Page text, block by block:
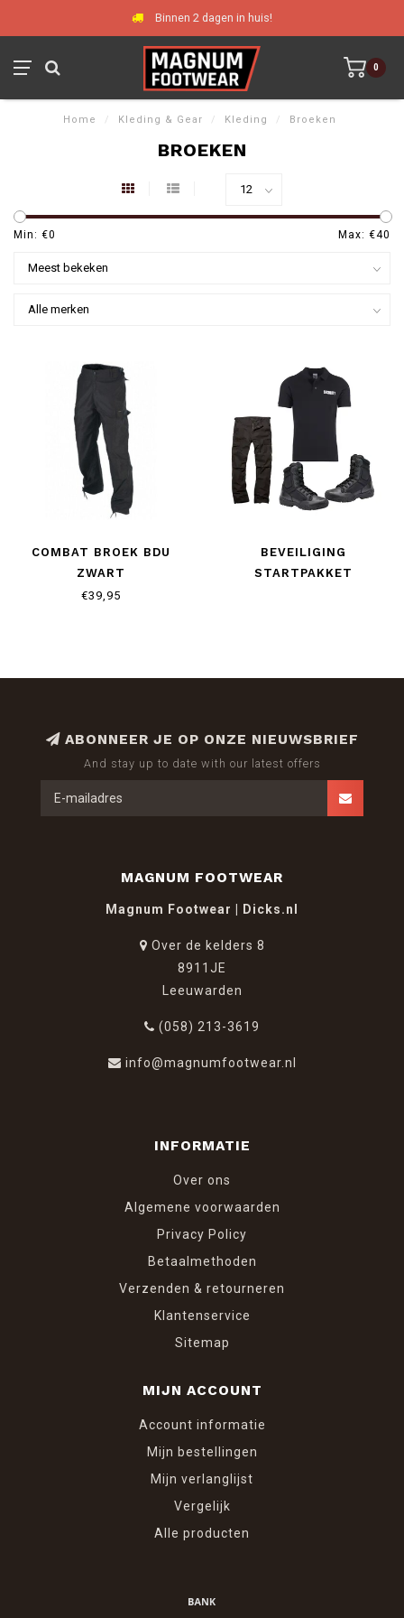
Binnen 2 dagen in huis!
0
Home / Kleding & Gear / Kleding / Broeken
BROEKEN
Min: €0 Max: €40
COMBAT BROEK BDU
ZWART
€39,95
BEVEILIGING
STARTPAKKET
ABONNEER JE OP ONZE NIEUWSBRIEF
And stay up to date with our latest offers
MAGNUM FOOTWEAR
Magnum Footwear | Dicks.nl
Over de kelders 8
8911JE
Leeuwarden
(058) 213-3619
info@magnumfootwear.nl
INFORMATIE
Over ons
Algemene voorwaarden
Privacy Policy
Betaalmethoden
Verzenden & retourneren
Klantenservice
Sitemap
MIJN ACCOUNT
Account informatie
Mijn bestellingen
Mijn verlanglijst
Vergelijk
Alle producten